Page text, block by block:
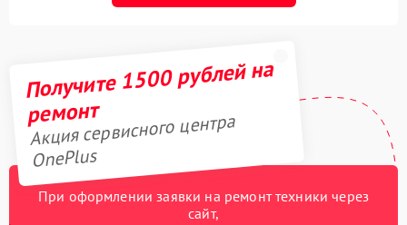
Получите 1500 рублей на
ремонт
Акция сервисного центра
OnePlus
При оформлении заявки на ремонт техники через
сайт,